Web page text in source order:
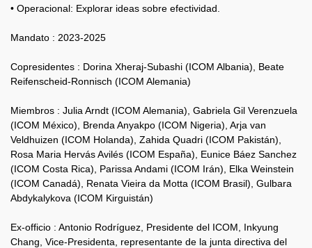
• Operacional: Explorar ideas sobre efectividad.
Mandato : 2023-2025
Copresidentes : Dorina Xheraj-Subashi (ICOM Albania), Beate
Reifenscheid-Ronnisch (ICOM Alemania)
Miembros : Julia Arndt (ICOM Alemania), Gabriela Gil Verenzuela
(ICOM México), Brenda Anyakpo (ICOM Nigeria), Arja van
Veldhuizen (ICOM Holanda), Zahida Quadri (ICOM Pakistán),
Rosa Maria Hervás Avilés (ICOM España), Eunice Báez Sanchez
(ICOM Costa Rica), Parissa Andami (ICOM Irán), Elka Weinstein
(ICOM Canadá), Renata Vieira da Motta (ICOM Brasil), Gulbara
Abdykalykova (ICOM Kirguistán)
Ex-officio : Antonio Rodríguez, Presidente del ICOM, Inkyung
Chang, Vice-Presidenta, representante de la junta directiva del